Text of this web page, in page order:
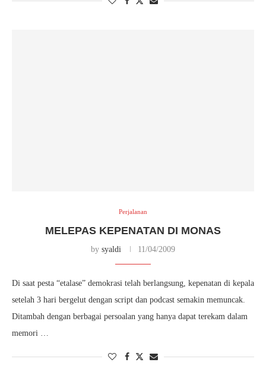
Perjalanan
MELEPAS KEPENATAN DI MONAS
by syaldi 11/04/2009
Di saat pesta “etalase” demokrasi telah berlangsung, kepenatan di kepala
setelah 3 hari bergelut dengan script dan podcast semakin memuncak.
Ditambah dengan berbagai persoalan yang hanya dapat terekam dalam
memori …